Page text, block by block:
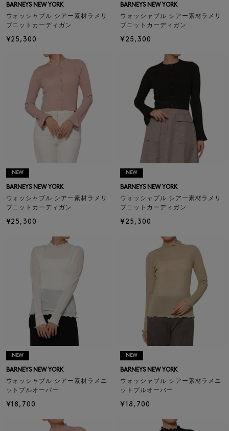
BARNEYS NEW YORK
ウォッシャブル シアー素材ラメリ
ブニットカーディガン
¥25,300
BARNEYS NEW YORK
ウォッシャブル シアー素材ラメリ
ブニットカーディガン
¥25,300
NEW
BARNEYS NEW YORK
ウォッシャブル シアー素材ラメリ
ブニットカーディガン
¥25,300
NEW
BARNEYS NEW YORK
ウォッシャブル シアー素材ラメリ
ブニットカーディガン
¥25,300
NEW
BARNEYS NEW YORK
ウォッシャブル シアー素材ラメニ
ットプルオーバー
¥18,700
NEW
BARNEYS NEW YORK
ウォッシャブル シアー素材ラメニ
ットプルオーバー
¥18,700